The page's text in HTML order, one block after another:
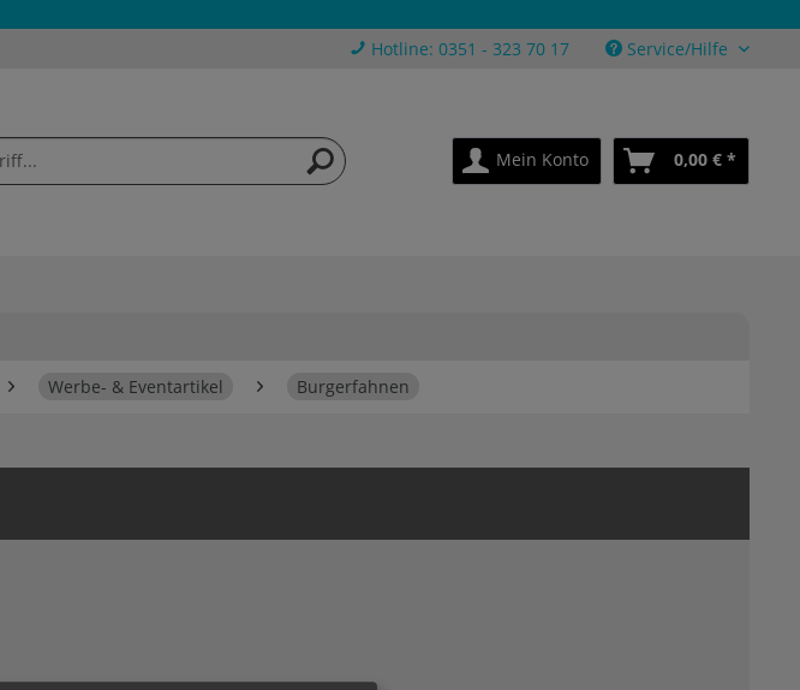
Hotline: 0351 - 323 70 17 Service/Hilfe
Mein Konto 0,00 € *
Werbe- & Eventartikel Burgerfahnen